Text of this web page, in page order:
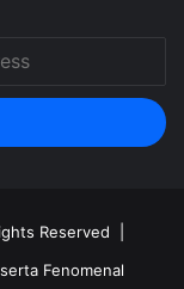
Reserved |
Fenomenal